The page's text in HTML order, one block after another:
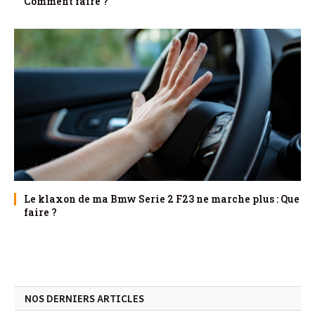
Le klaxon de ma Bmw Serie 2 F23 ne marche plus : Que
faire ?
NOS DERNIERS ARTICLES